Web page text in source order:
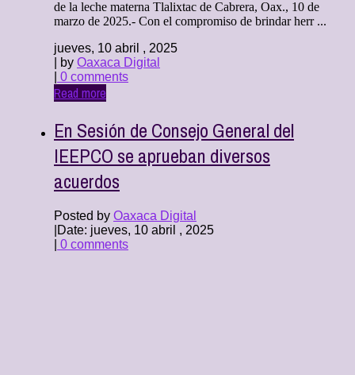
de la leche materna Tlalixtac de Cabrera, Oax., 10 de
marzo de 2025.- Con el compromiso de brindar herr ...
jueves, 10 abril , 2025
| by Oaxaca Digital
0 comments
Read more
En Sesión de Consejo General del
IEEPCO se aprueban diversos
acuerdos
Posted by Oaxaca Digital
Date: jueves, 10 abril , 2025
0 comments